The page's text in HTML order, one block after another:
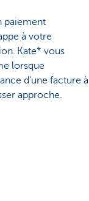
paiement
à votre
Kate* vous
lorsque
d'une facture à
approche.